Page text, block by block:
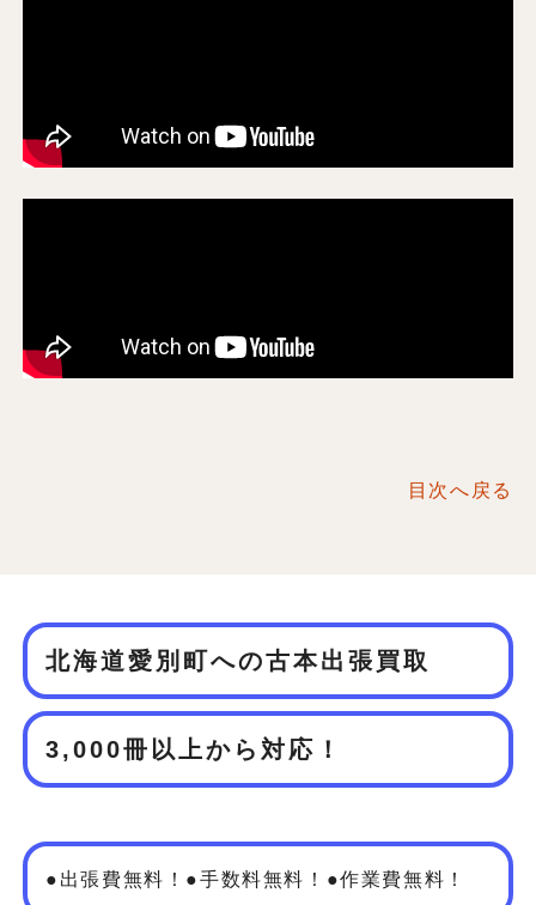
目次へ戻る
北海道愛別町への古本出張買取
3,000冊以上から対応！
●出張費無料！●手数料無料！●作業費無料！